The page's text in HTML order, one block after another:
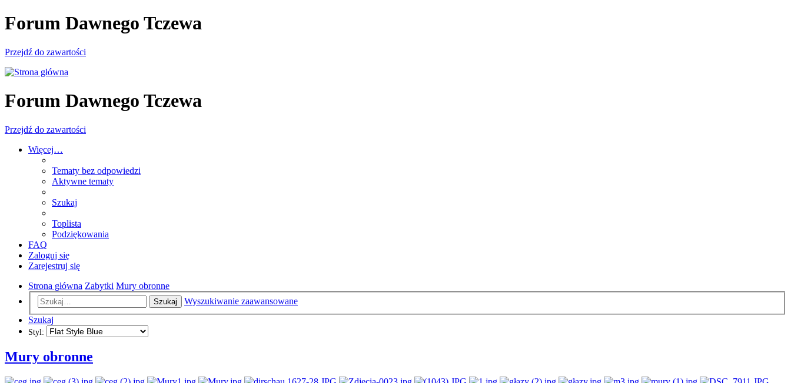
Forum Dawnego Tczewa
Przejdź do zawartości
Forum Dawnego Tczewa
Przejdź do zawartości
Więcej…
Tematy bez odpowiedzi
Aktywne tematy
Szukaj
Toplista
Podziękowania
FAQ
Zaloguj się
Zarejestruj się
Strona główna Zabytki Mury obronne
Szukaj
Wyszukiwanie zaawansowane
Szukaj
Styl:
Mury obronne